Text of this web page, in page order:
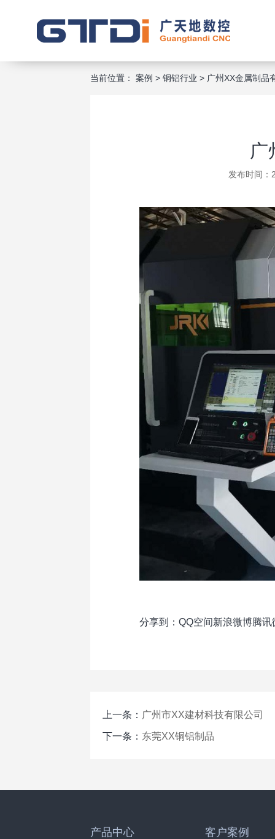
当前位置： 案例 > 铜铝行业 > 广州XX金属制品
广
发布时间：
分享到： QQ空间新浪微博腾讯
上一条： 广州市XX建材科技有限公司
下一条： 东莞XX铜铝制品
产品中心 客户案例